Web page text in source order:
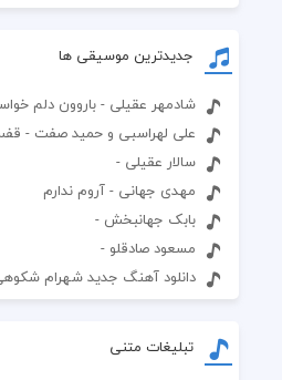
جدیدترین موسیقی ها
شادمهر عقیلی - باروون دلم
علی لهراسبی و حمید صفت -
سالار عقیلی -
مهدی جهانی - آروم ندارم
بابک جهانبخش -
مسعود صادقلو -
دانلود آهنگ جدید شهرام شکوهی
تبلیغات متنی